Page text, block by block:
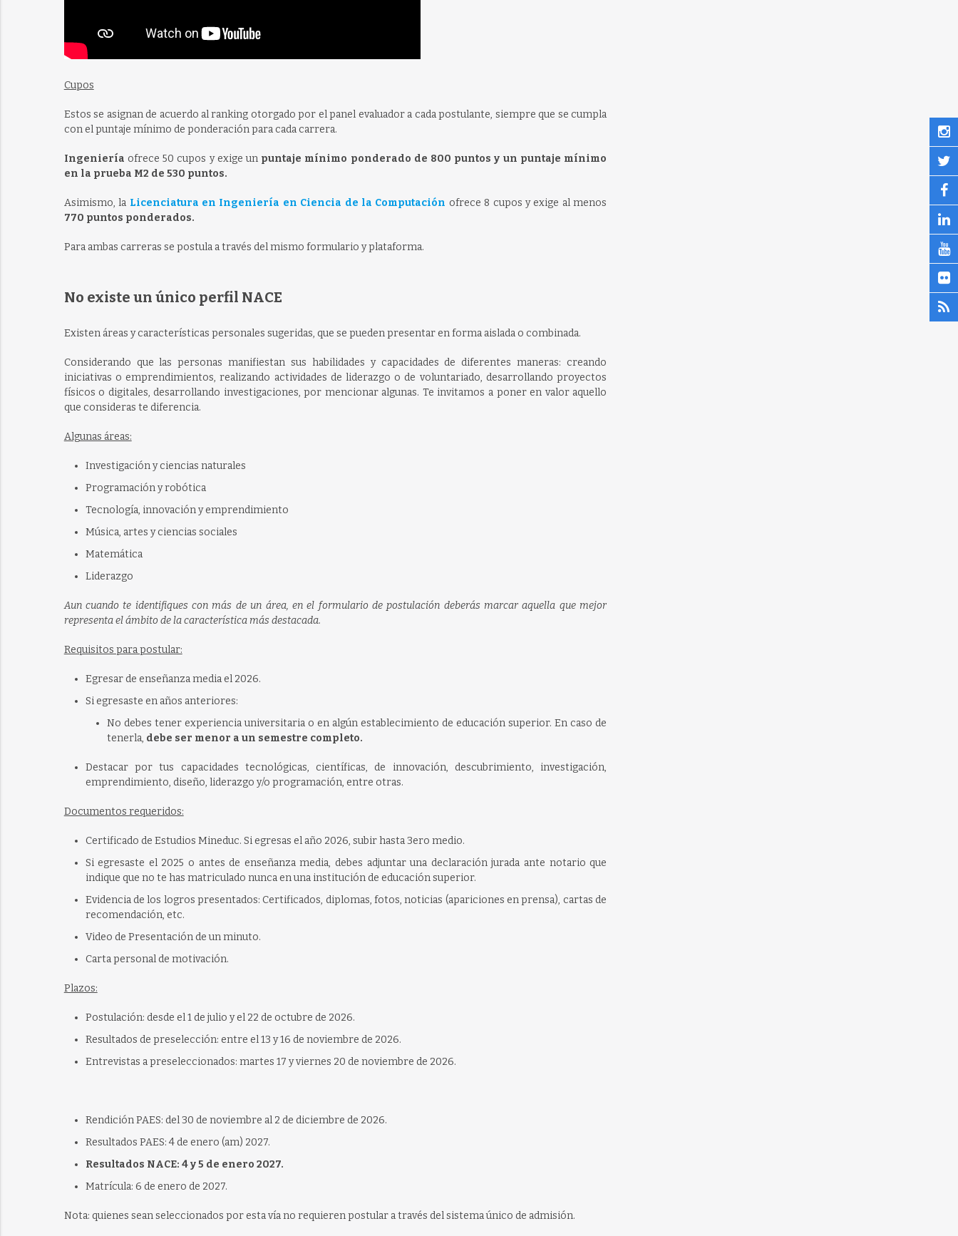
Cupos
Estos se asignan de acuerdo al ranking otorgado por el panel evaluador a cada postulante, siempre que se cumpla
con el puntaje mínimo de ponderación para cada carrera.
Ingeniería ofrece 50 cupos y exige un puntaje mínimo ponderado de 800 puntos y un puntaje mínimo
en la prueba M2 de 530 puntos.
Asimismo, la Licenciatura en Ingeniería en Ciencia de la Computación ofrece 8 cupos y exige al menos
770 puntos ponderados.
Para ambas carreras se postula a través del mismo formulario y plataforma.
No existe un único perfil NACE
Existen áreas y características personales sugeridas, que se pueden presentar en forma aislada o combinada.
Considerando que las personas manifiestan sus habilidades y capacidades de diferentes maneras: creando
iniciativas o emprendimientos, realizando actividades de liderazgo o de voluntariado, desarrollando proyectos
físicos o digitales, desarrollando investigaciones, por mencionar algunas. Te invitamos a poner en valor aquello
que consideras te diferencia.
Algunas áreas:
Investigación y ciencias naturales
Programación y robótica
Tecnología, innovación y emprendimiento
Música, artes y ciencias sociales
Matemática
Liderazgo
Aun cuando te identifiques con más de un área, en el formulario de postulación deberás marcar aquella que mejor
representa el ámbito de la característica más destacada.
Requisitos para postular:
Egresar de enseñanza media el 2026.
Si egresaste en años anteriores:
No debes tener experiencia universitaria o en algún establecimiento de educación superior. En caso de
tenerla, debe ser menor a un semestre completo.
Destacar por tus capacidades tecnológicas, científicas, de innovación, descubrimiento, investigación,
emprendimiento, diseño, liderazgo y/o programación, entre otras.
Documentos requeridos:
Certificado de Estudios Mineduc. Si egresas el año 2026, subir hasta 3ero medio.
Si egresaste el 2025 o antes de enseñanza media, debes adjuntar una declaración jurada ante notario que
indique que no te has matriculado nunca en una institución de educación superior.
Evidencia de los logros presentados: Certificados, diplomas, fotos, noticias (apariciones en prensa), cartas de
recomendación, etc.
Video de Presentación de un minuto.
Carta personal de motivación.
Plazos:
Postulación: desde el1 de julio y el 22 de octubre de 2026.
Resultados de preselección: entre el 13 y 16 de noviembre de 2026.
Entrevistas a preseleccionados: martes 17 y viernes 20 de noviembre de 2026.
Rendición PAES: del 30 de noviembre al 2 de diciembre de 2026.
Resultados PAES: 4 de enero (am) 2027.
Resultados NACE: 4 y 5 de enero 2027.
Matrícula: 6 de enero de 2027.
Nota: quienes sean seleccionados por esta vía no requieren postular a través del sistema único de admisión.